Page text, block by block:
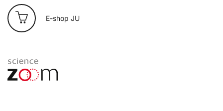
E-shop JU